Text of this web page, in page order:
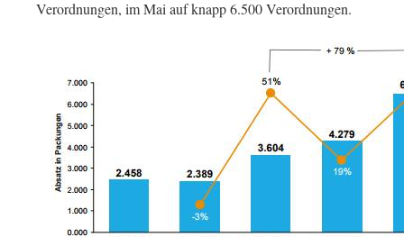
Verordnungen, im Mai auf knapp 6.500 Verordnungen.